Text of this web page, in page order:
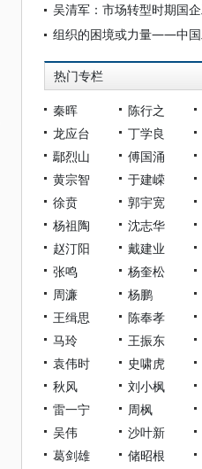
热门专栏
秦晖 陈行之
龙应台
丁学良
鄢烈山
傅国涌
黄宗智
于建嵘
徐贲
郭宇宽
杨祖陶
沈志华
赵汀阳
戴建业
张鸣
杨奎松
周濂
杨鹏
王缉思
陈奉孝
马玲
王振东
袁伟时
史啸虎
秋风
刘小枫
雷一宁
周枫
吴伟
沙叶新
葛剑雄
储昭根